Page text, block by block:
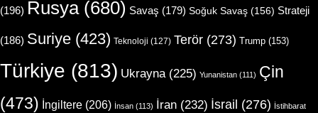
(196) Rusya(680) Savaş (179) Soğuk Savaş (156) Strateji
(186) Suriye (423) Teknoloji (127) Terör (273) Trump (153)
Türkiye (813) Ukrayna (225) Yunanistan (111) Çin
(473) İngiltere (206) İnsan (113) İran (232) İsrail (276) İstihbarat